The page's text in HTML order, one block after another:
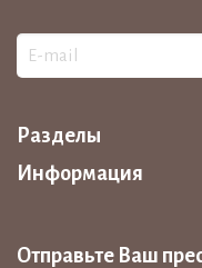
Разделы
Информация
Отправьте Ваш